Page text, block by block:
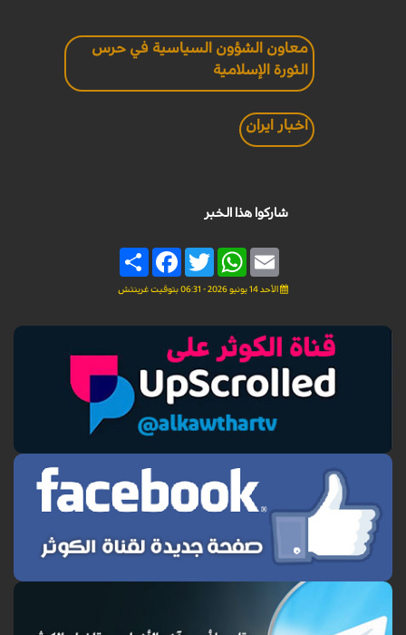
معاون الشؤون السياسية في حرس
الثورة الإسلامية
اخبار ايران
شاركوا هذا الخبر
Share
FacebookTwitter
WhatsAppEmail
الأحد 14 يونيو 2026 - 06:31 بتوقيت غرينتش